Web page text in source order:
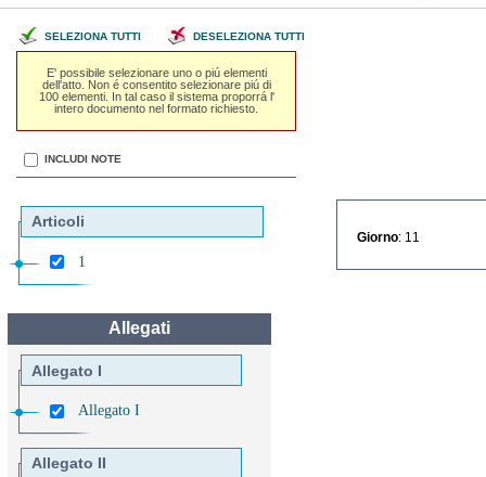
SELEZIONA TUTTI DESELEZIONA TUTTI
E' possibile selezionare uno o piú elementi
dell'atto. Non é consentito selezionare piú di
100 elementi. In tal caso il sistema proporrá l'
intero documento nel formato richiesto.
INCLUDI NOTE
Articoli
1
Allegati
Allegato I
Allegato I
Allegato II
Giorno : 11